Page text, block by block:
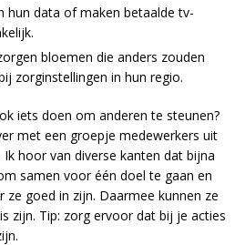
hun data of maken betaalde tv-
bloemen die anders zouden
zorginstellingen in hun regio.
iets doen om anderen te steunen?
met een groepje medewerkers uit
Ik hoor van diverse kanten dat bijna
samen voor één doel te gaan en
ze goed in zijn. Daarmee kunnen ze
zijn. Tip: zorg ervoor dat bij je acties